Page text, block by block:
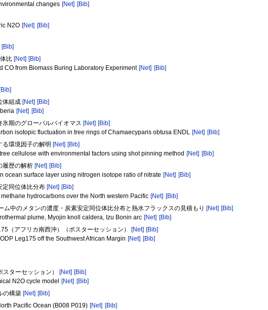
changes [Net] [Bib]
N2O [Net] [Bib]
[Bib]
比 [Net] [Bib]
CO from Biomass Buring Laboratory Experiment [Net] [Bib]
体組成[Net] [Bib]
[Net] [Bib]
氷期のグローバルバイオマス[Net] [Bib]
isotopic fluctuation in tree rings of Chamaecyparis obtusa ENDL [Net] [Bib]
る環境因子の解明[Net] [Bib]
cellulose with environmental factors using shot pinning method [Net] [Bib]
履歴の解析[Net] [Bib]
surface layer using nitrogen isotope ratio of nitrate [Net] [Bib]
定同位体比分布[Net] [Bib]
hydrocarbons over the North western Pacific [Net] [Bib]
中のメタンの濃度・炭素安定同位体比分布と熱水フラックスの見積もり[Net] [Bib]
plume, Myojin knoll caldera, Izu Bonin arc [Net] [Bib]
（アフリカ南西沖）（ポスターセッション）[Net] [Bib]
Leg175 off the Southwest African Margin [Net] [Bib]
ターセッション） [Net] [Bib]
N2O cycle model
[Net] [Bib]
の構築 [Net] [Bib]
Pacific Ocean (B008 P019) [Net] [Bib]